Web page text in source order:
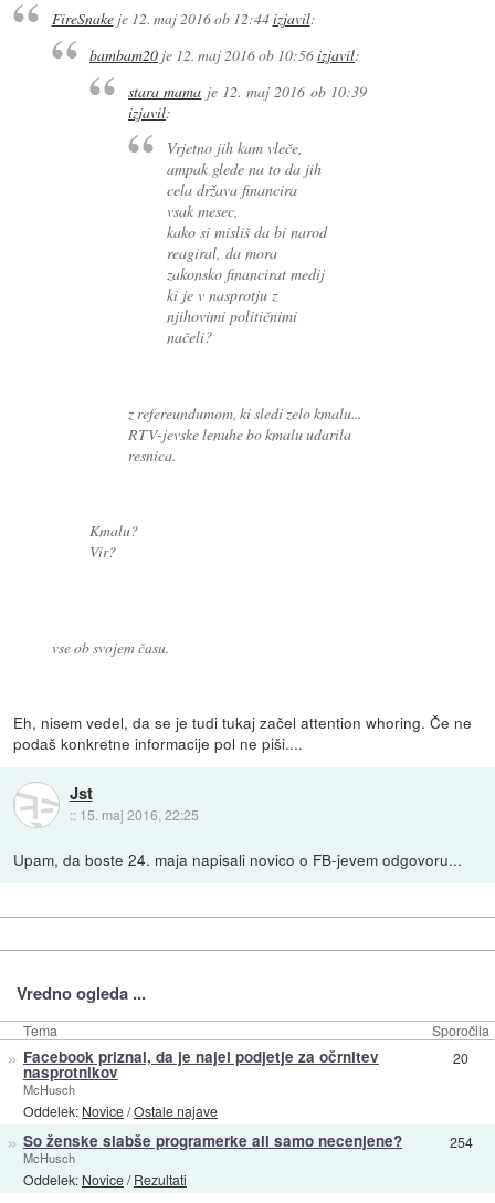
FireSnakeje 12. maj 2016 ob 12:44izjavil:
bambam20 je 12. maj 2016 ob 10:56izjavil:
stara mama je 12. maj 2016 ob 10:39
izjavil:
Vrjetno jih kam vleče,
ampak glede na to da jih
cela država financira
vsak mesec,
kako si misliš da bi narod
reagiral, da mora
zakonsko financirat medij
ki je v nasprotju z
njihovimi političnimi
načeli?
z refereundumom, ki sledi zelo kmalu...
RTV-jevske lenuhe bo kmalu udarila
resnica.
Kmalu?
Vir?
vse ob svojem času.
Eh, nisem vedel, da se je tudi tukaj začel attention whoring. Če ne
podaš konkretne informacije pol ne piši....
Jst
:: 15. maj 2016, 22:25
Upam, da boste 24. maja napisali novico o FB-jevem odgovoru...
Vredno ogleda ...
Tema Sporočila
» Facebook priznal, da je najel podjetje za očrnitev
nasprotnikov
McHusch
Oddelek: Novice/Ostale najave
20
» So ženske slabše programerke ali samo necenjene?
McHusch
Oddelek: Novice/Rezultati
254